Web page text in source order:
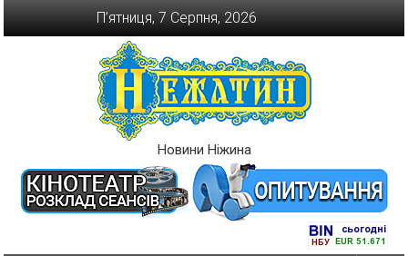
П’ятниця, 7 Серпня, 2026
Новини Ніжина